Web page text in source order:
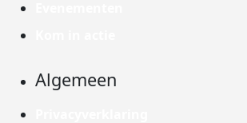
Algemeen